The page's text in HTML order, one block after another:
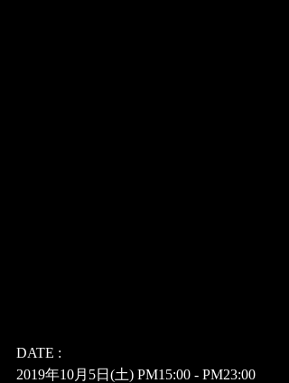
DATE :
2019年10月5日(土) PM15:00 - PM23:00